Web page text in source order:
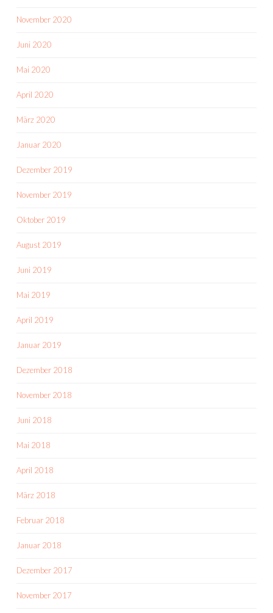
November 2020
Juni 2020
Mai 2020
April 2020
März 2020
Januar 2020
Dezember 2019
November 2019
Oktober 2019
August 2019
Juni 2019
Mai 2019
April 2019
Januar 2019
Dezember 2018
November 2018
Juni 2018
Mai 2018
April 2018
März 2018
Februar 2018
Januar 2018
Dezember 2017
November 2017